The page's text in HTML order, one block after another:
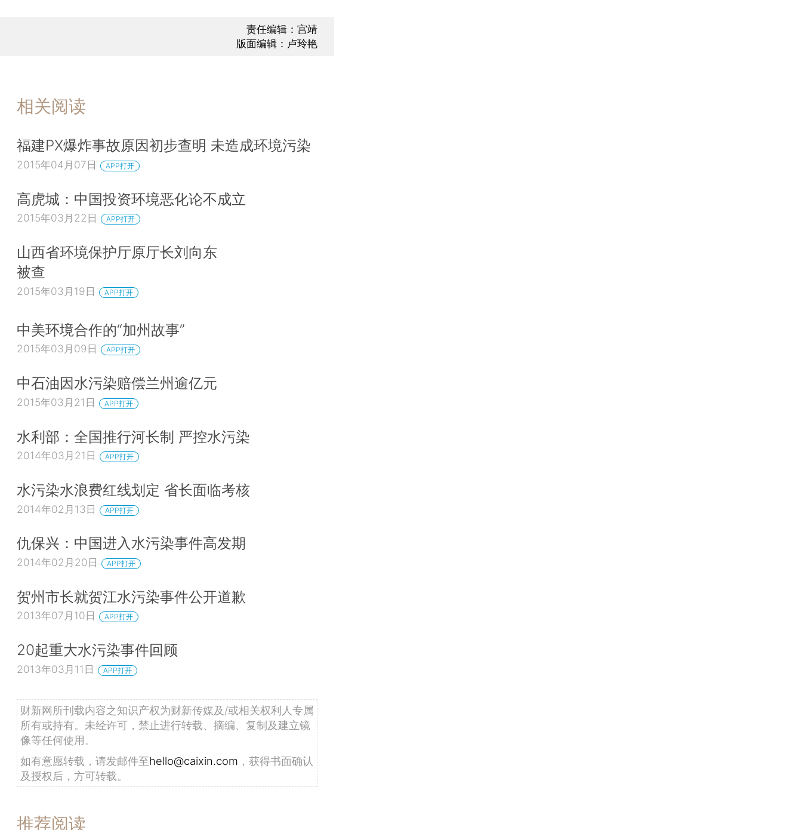
责任编辑：宫靖
版面编辑：卢玲艳
相关阅读
福建PX爆炸事故原因初步查明 未造成环境污染
2015年04月07日 APP打开
高虎城：中国投资环境恶化论不成立
2015年03月22日 APP打开
山西省环境保护厅原厅长刘向东
被查
2015年03月19日 APP打开
中美环境合作的“加州故事”
2015年03月09日 APP打开
中石油因水污染赔偿兰州逾亿元
2015年03月21日 APP打开
水利部：全国推行河长制 严控水污染
2014年03月21日 APP打开
水污染水浪费红线划定 省长面临考核
2014年02月13日 APP打开
仇保兴：中国进入水污染事件高发期
2014年02月20日 APP打开
贺州市长就贺江水污染事件公开道歉
2013年07月10日 APP打开
20起重大水污染事件回顾
2013年03月11日 APP打开
财新网所刊载内容之知识产权为财新传媒及/或相关权利人专属
所有或持有。未经许可，禁止进行转载、摘编、复制及建立镜
像等任何使用。
如有意愿转载，请发邮件至hello@caixin.com ，获得书面确认
及授权后，方可转载。
推荐阅读